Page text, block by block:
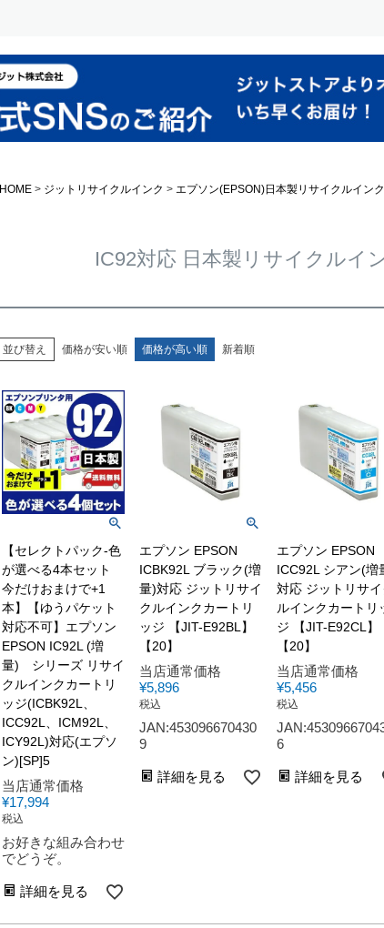
HOME ジットリサイクルインク エプソン(EPSON)日本製リサイクルインク
IC92対応 日本製リサイクルイ
並び替え 価格が安い順 価格が高い順 新着順
【セレクトパック-色
が選べる4本セット
今だけおまけで+1
本】【ゆうパケット
対応不可】エプソン
EPSON IC92L (増
量) シリーズ リサイ
クルインクカートリ
ッジ(ICBK92L、
ICC92L、ICM92L、
ICY92L)対応(エプソ
ン)[SP]5
当店通常価格
¥17,994
税込
お好きな組み合わせ
でどうぞ。
詳細を見る
エプソン EPSON
ICBK92L ブラック(増
量)対応 ジットリサイ
クルインクカートリ
ッジ 【JIT-E92BL】
【20】
当店通常価格
¥5,896
税込
JAN:453096670430
9
詳細を見る
エプソン EPSON
ICC92L シアン(増
対応 ジットリサイ
ルインクカートリ
ジ 【JIT-E92CL】
【20】
当店通常価格
¥5,456
税込
6
詳細を見る